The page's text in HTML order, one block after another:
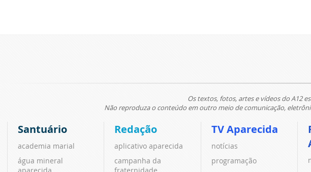
Os textos, fotos, artes e vídeos do A12
Não reproduza o conteúdo em outro meio de comunicação,
Santuário
academia marial
água mineral
aparecida
Redação
aplicativo aparecida
campanha da
fraternidade
TV Aparecida
notícias
programação